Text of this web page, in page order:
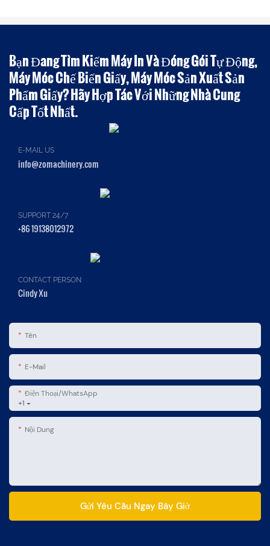
Bạn Đang Tìm Kiếm Máy In Và Đóng Gói Tự Động,
Máy Móc Chế Biến Giấy, Máy Móc Sản Xuất Sản
Phẩm Giấy? Hãy Hợp Tác Với Những Nhà Cung
Cấp Tốt Nhất.
E-MAIL US
info@zomachinery.com
SUPPORT 24/7
+86 19138012972
CONTACT PERSON:
Cindy Xu
Tên
E-Mail
+1
Điện Thoại/WhatsApp
Nội Dung
Gửi Yêu Cầu Ngay Bây Giờ